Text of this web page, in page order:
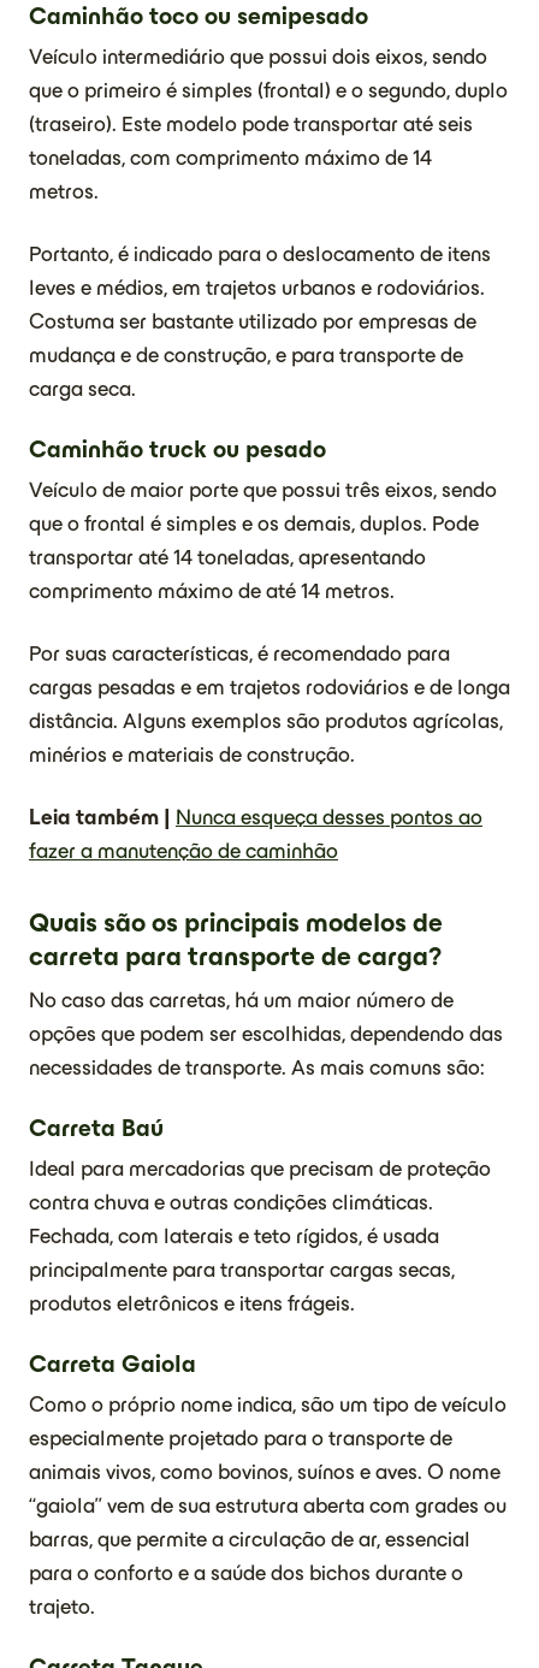
Caminhão toco ou semipesado
Veículo intermediário que possui dois eixos, sendo
que o primeiro é simples (frontal) e o segundo, duplo
(traseiro). Este modelo pode transportar até seis
toneladas, com comprimento máximo de 14
metros.
Portanto, é indicado para o deslocamento de itens
leves e médios, em trajetos urbanos e rodoviários.
Costuma ser bastante utilizado por empresas de
mudança e de construção, e para transporte de
carga seca.
Caminhão truck ou pesado
Veículo de maior porte que possui três eixos, sendo
que o frontal é simples e os demais, duplos. Pode
transportar até 14 toneladas, apresentando
comprimento máximo de até 14 metros.
Por suas características, é recomendado para
cargas pesadas e em trajetos rodoviários e de longa
distância. Alguns exemplos são produtos agrícolas,
minérios e materiais de construção.
Leia também |
Nunca esqueça desses pontos ao
fazer a manutenção de caminhão
Quais são os principais modelos de
carreta para transporte de carga?
No caso das carretas, há um maior número de
opções que podem ser escolhidas, dependendo das
necessidades de transporte. As mais comuns são:
Carreta Baú
Ideal para mercadorias que precisam de proteção
contra chuva e outras condições climáticas.
Fechada, com laterais e teto rígidos, é usada
principalmente para transportar cargas secas,
produtos eletrônicos e itens frágeis.
Carreta Gaiola
Como o próprio nome indica, são um tipo de veículo
especialmente projetado para o transporte de
animais vivos, como bovinos, suínos e aves. O nome
“gaiola” vem de sua estrutura aberta com grades ou
barras, que permite a circulação de ar, essencial
para o conforto e a saúde dos bichos durante o
trajeto.